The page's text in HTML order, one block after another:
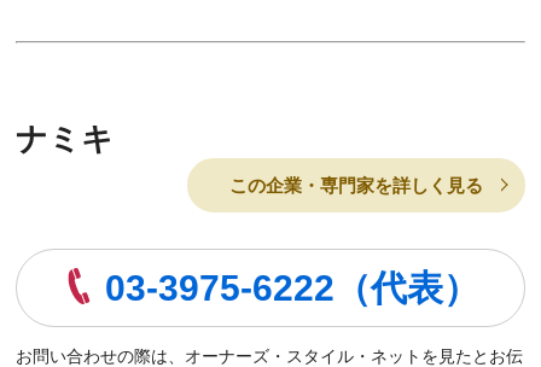
ナミキ
この企業・専門家を詳しく見る
03-3975-6222（代表）
お問い合わせの際は、オーナーズ・スタイル・ネットを見たとお伝